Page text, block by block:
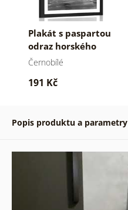
Plakát s paspartou
odraz horského
jezera v černobílém
Černobílé
191 Kč
Popis produktu a parametry